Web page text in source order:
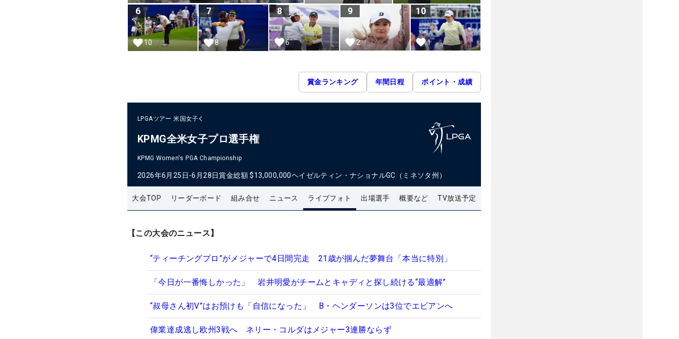
6
10
7
8
8
6
9
2
10
1
賞金ランキング 年間日程 ポイント・成績
LPGAツアー 米国女子
KPMG全米女子プロ選手権
KPMG Women's PGA Championship
2026年6月25日-6月28日賞金総額 $13,000,000ヘイゼルティン・ナショナルGC（ミネソタ州）
大会TOP リーダーボード 組み合せ ニュース ライブフォト 出場選手 概要など TV放送予定
【この大会のニュース】
“ティーチングプロ”がメジャーで4日間完走 21歳が掴んだ夢舞台「本当に特別」
「今日が一番悔しかった」 岩井明愛がチームとキャディと探し続ける“最適解”
“叔母さん初V”はお預けも「自信になった」 B・ヘンダーソンは3位でエビアンへ
偉業達成逃し欧州3戦へ ネリー・コルダはメジャー3連勝ならず